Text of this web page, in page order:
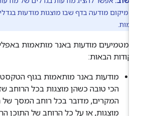
מיקום מודעה בדף שבו מוצגות מודעות בגדלים
מודעות באנר מותאמות
הבאות:
מודעות באנר מותאמות בגוף הטקסט
הכי טובה כשהן מוצגות בכל הרוחב
המקרים, מדובר בכל רוחב המסך של
מוצגות, או על כל הרוחב של התוכן